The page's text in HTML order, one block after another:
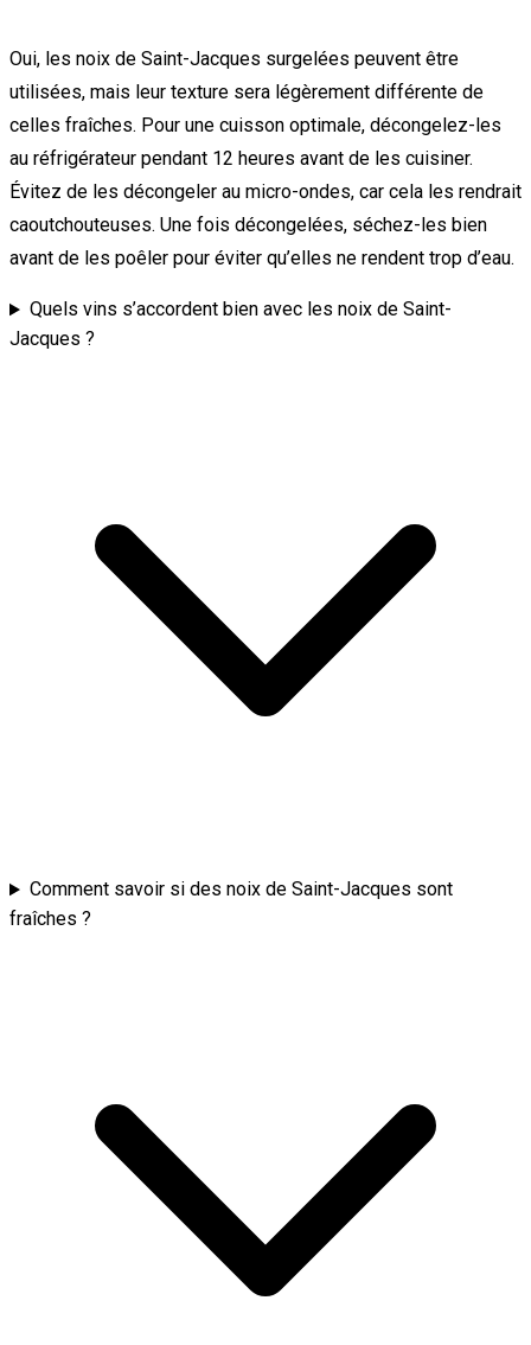
Oui, les noix de Saint-Jacques surgelées peuvent être
utilisées, mais leur texture sera légèrement différente de
celles fraîches. Pour une cuisson optimale, décongelez-les
au réfrigérateur pendant 12 heures avant de les cuisiner.
Évitez de les décongeler au micro-ondes, car cela les rendrait
caoutchouteuses. Une fois décongelées, séchez-les bien
avant de les poêler pour éviter qu’elles ne rendent trop d’eau.
Quels vins s’accordent bien avec les noix de Saint-
Jacques ?
Comment savoir si des noix de Saint-Jacques sont
fraîches ?